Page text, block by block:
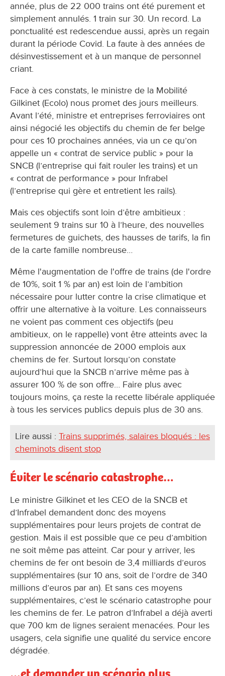
année, plus de 22 000 trains ont été purement et
simplement annulés. 1 train sur 30. Un record. La
ponctualité est redescendue aussi, après un regain
durant la période Covid. La faute à des années de
désinvestissement et à un manque de personnel
criant.
Face à ces constats, le ministre de la Mobilité
Gilkinet (Ecolo) nous promet des jours meilleurs.
Avant l’été, ministre et entreprises ferroviaires ont
ainsi négocié les objectifs du chemin de fer belge
pour ces 10 prochaines années, via un ce qu’on
appelle un « contrat de service public » pour la
SNCB (l’entreprise qui fait rouler les trains) et un
« contrat de performance » pour Infrabel
(l’entreprise qui gère et entretient les rails).
Mais ces objectifs sont loin d’être ambitieux :
seulement 9 trains sur 10 à l’heure, des nouvelles
fermetures de guichets, des hausses de tarifs, la fin
de la carte famille nombreuse…
Même l'augmentation de l'offre de trains (de l'ordre
de 10%, soit 1 % par an) est loin de l’ambition
nécessaire pour lutter contre la crise climatique et
offrir une alternative à la voiture. Les connaisseurs
ne voient pas comment ces objectifs (peu
ambitieux, on le rappelle) vont être atteints avec la
suppression annoncée de 2000 emplois aux
chemins de fer. Surtout lorsqu’on constate
aujourd’hui que la SNCB n’arrive même pas à
assurer 100 % de son offre… Faire plus avec
toujours moins, ça reste la recette libérale appliquée
à tous les services publics depuis plus de 30 ans.
Lire aussi : Trains supprimés, salaires bloqués : les
cheminots disent stop
Éviter le scénario catastrophe…
Le ministre Gilkinet et les CEO de la SNCB et
d’Infrabel demandent donc des moyens
supplémentaires pour leurs projets de contrat de
gestion. Mais il est possible que ce peu d’ambition
ne soit même pas atteint. Car pour y arriver, les
chemins de fer ont besoin de 3,4 milliards d’euros
supplémentaires (sur 10 ans, soit de l’ordre de 340
millions d’euros par an). Et sans ces moyens
supplémentaires, c’est le scénario catastrophe pour
les chemins de fer. Le patron d’Infrabel a déjà averti
que 700 km de lignes seraient menacées. Pour les
usagers, cela signifie une qualité du service encore
dégradée.